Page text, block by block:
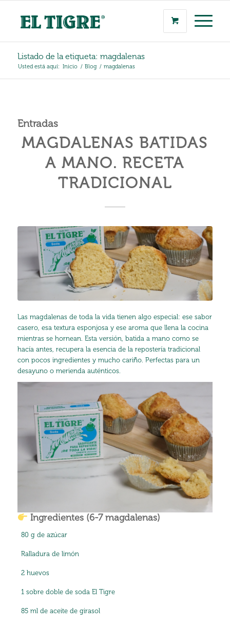
Listado de la etiqueta: magdalenas
Usted está aquí: Inicio / Blog / magdalenas
Entradas
MAGDALENAS BATIDAS
A MANO. RECETA
TRADICIONAL
Las magdalenas de toda la vida tienen algo especial: ese sabor
casero, esa textura esponjosa y ese aroma que llena la cocina
mientras se hornean. Esta versión, batida a mano como se
hacía antes, recupera la esencia de la repostería tradicional
con pocos ingredientes y mucho cariño. Perfectas para un
desayuno o merienda auténticos.
Ingredientes (6-7 magdalenas)
80 g de azúcar
Ralladura de limón
2 huevos
1 sobre doble de soda El Tigre
85 ml de aceite de girasol